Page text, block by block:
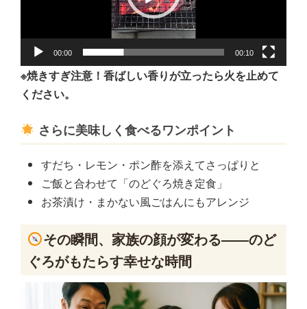
ー
00:00 00:10
※焼きすぎ注意！香ばしい香りが立ったら火を止めて
ください。
さらに美味しく食べるワンポイント
すだち・レモン・ポン酢を添えてさっぱりと
ご飯と合わせて「のどぐろ焼き定食」
お茶漬け・まかない風ごはんにもアレンジ
その瞬間、家族の顔が変わる――のど
ぐろがもたらす幸せな時間